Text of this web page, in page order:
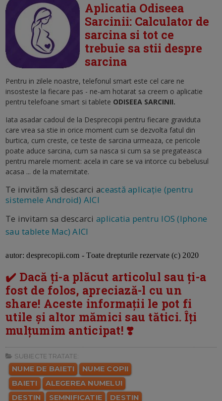
Aplicatia Odiseea
Sarcinii: Calculator de
sarcina si tot ce
trebuie sa stii despre
sarcina
Pentru in zilele noastre, telefonul smart este cel care ne
insosteste la fiecare pas - ne-am hotarat sa creem o aplicatie
pentru telefoane smart si tablete ODISEEA SARCINII.
Iata asadar cadoul de la Desprecopii pentru fiecare graviduta
care vrea sa stie in orice moment cum se dezvolta fatul din
burtica, cum creste, ce teste de sarcina urmeaza, ce pericole
poate aduce sarcina, cum sa nasca si cum sa se pregateasca
pentru marele moment: acela in care se va intorce cu bebelusul
acasa ... de la maternitate.
Te invităm să descarci această aplicație (pentru
sistemele Android) AICI
Te invitam sa descarci aplicatia pentru IOS (Iphone
sau tablete Mac) AICI
autor: desprecopii.com - Toate drepturile rezervate (c) 2020
✔️ Dacă ți-a plăcut articolul sau ți-a
fost de folos, apreciază-l cu un
share! Aceste informații le pot fi
utile și altor mămici sau tătici. Îți
mulțumim anticipat! ❣️
SUBIECTE TRATATE:
NUME DE BAIETI
NUME COPII
BAIETI
ALEGEREA NUMELUI
DESTIN
SEMNIFICATIE DESTIN